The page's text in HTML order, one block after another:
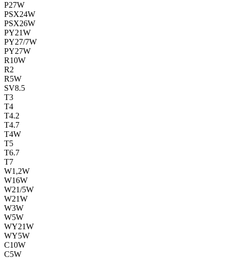
P27W
PSX24W
PSX26W
PY21W
PY27/7W
PY27W
R10W
R2
R5W
SV8.5
T3
T4
T4.2
T4.7
T4W
T5
T6.7
T7
W1,2W
W16W
W21/5W
W21W
W3W
W5W
WY21W
WY5W
С10W
С5W